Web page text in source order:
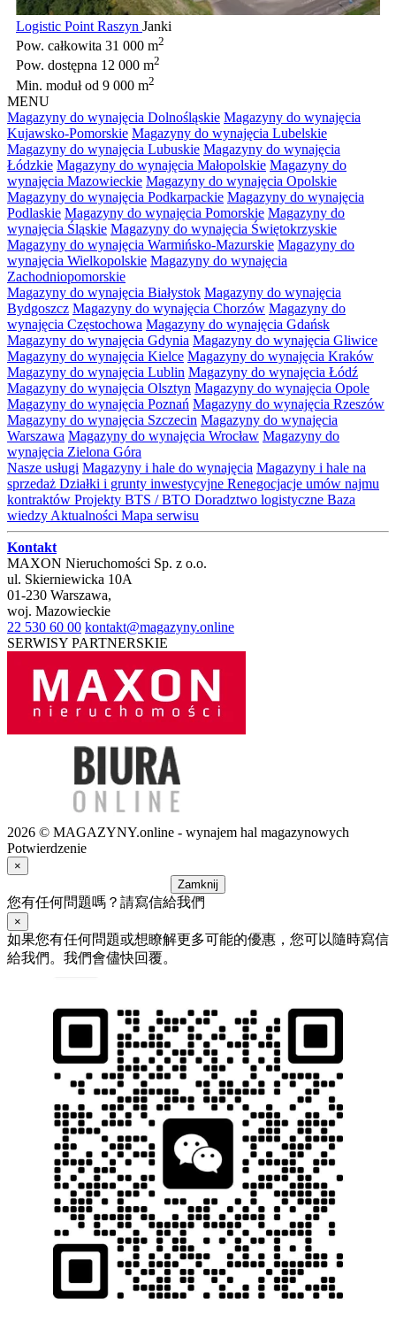
Logistic Point Raszyn Janki
Pow. całkowita 31 000 m2
Pow. dostępna 12 000 m2
Min. modułod 9 000 m2
MENU
Magazyny do wynajęcia Dolnośląskie Magazyny do wynajęcia
Kujawsko-Pomorskie Magazyny do wynajęcia Lubelskie
Magazyny do wynajęcia Lubuskie Magazyny do wynajęcia
Łódzkie Magazyny do wynajęcia Małopolskie Magazyny do
wynajęcia Mazowieckie Magazyny do wynajęcia Opolskie
Magazyny do wynajęcia Podkarpackie Magazyny do wynajęcia
Podlaskie Magazyny do wynajęcia Pomorskie Magazyny do
wynajęcia Śląskie Magazyny do wynajęcia Świętokrzyskie
Magazyny do wynajęcia Warmińsko-Mazurskie Magazyny do
wynajęcia Wielkopolskie Magazyny do wynajęcia
Zachodniopomorskie
Magazyny do wynajęcia Białystok Magazyny do wynajęcia
Bydgoszcz Magazyny do wynajęcia Chorzów Magazyny do
wynajęcia Częstochowa Magazyny do wynajęcia Gdańsk
Magazyny do wynajęcia Gdynia Magazyny do wynajęcia Gliwice
Magazyny do wynajęcia Kielce Magazyny do wynajęcia Kraków
Magazyny do wynajęcia Lublin Magazyny do wynajęcia Łódź
Magazyny do wynajęcia Olsztyn Magazyny do wynajęcia Opole
Magazyny do wynajęcia Poznań Magazyny do wynajęcia Rzeszów
Magazyny do wynajęcia Szczecin Magazyny do wynajęcia
Warszawa Magazyny do wynajęcia Wrocław Magazyny do
wynajęcia Zielona Góra
Nasze usługi Magazyny i hale do wynajęcia Magazyny i hale na
sprzedaż Działki i grunty inwestycyjne Renegocjacje umów najmu
kontraktów Projekty BTS / BTO Doradztwo logistyczne Baza
wiedzy Aktualności Mapa serwisu
Kontakt
MAXON Nieruchomości Sp. z o.o.
ul. Skierniewicka 10A
01-230 Warszawa,
woj. Mazowieckie
22 530 60 00 kontakt@magazyny.online
SERWISY PARTNERSKIE
2026 © MAGAZYNY.online - wynajem hal magazynowych
Potwierdzenie
×
Zamknij
您有任何問題嗎？請寫信給我們
×
如果您有任何問題或想瞭解更多可能的優惠，您可以隨時寫信
給我們。我們會儘快回覆。